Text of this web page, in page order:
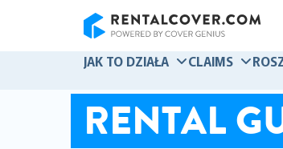
JAK TO DZIAŁA
CLAIMS
RENTAL